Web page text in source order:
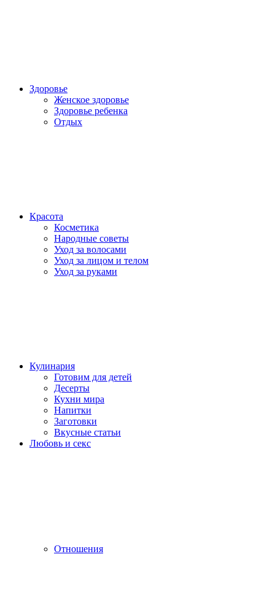
Здоровье
Женское здоровье
Здоровье ребенка
Отдых
Красота
Косметика
Народные советы
Уход за волосами
Уход за лицом и телом
Уход за руками
Кулинария
Готовим для детей
Десерты
Кухни мира
Напитки
Заготовки
Вкусные статьи
Любовь и секс
Отношения